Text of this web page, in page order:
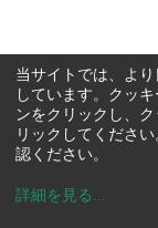
当サイトでは、よ
しています。クッ
ンをクリックし、
リックしてくださ
認ください。
詳細を見る ...